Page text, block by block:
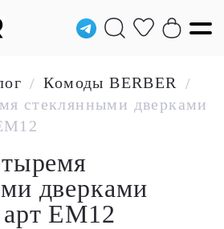
/ Комоды BERBER /
стеклянными дверками
дверками
EM12